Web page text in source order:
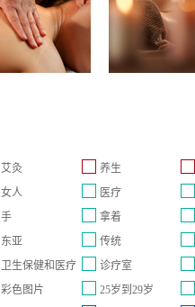
艾灸
养生
女人
医疗
手
拿着
东亚
传统
卫生保健和医疗
诊疗室
彩色图片
25岁到29岁